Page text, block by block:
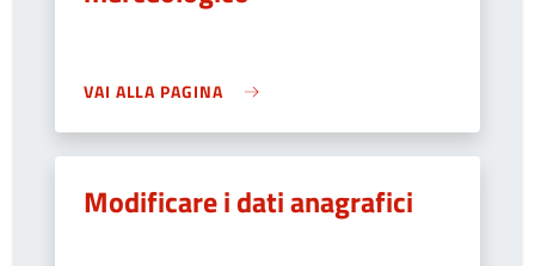
VAI ALLA PAGINA
Modificare i dati anagrafici